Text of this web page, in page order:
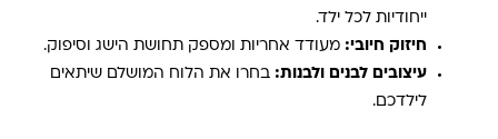
ייחודיות לכל ילד.
חיזוק חיובי:מעודד אחריות ומספק תחושת הישג וסיפוק.
עיצובים לבנים ולבנות: בחרו את הלוח המושלם שיתאים
לילדכם.